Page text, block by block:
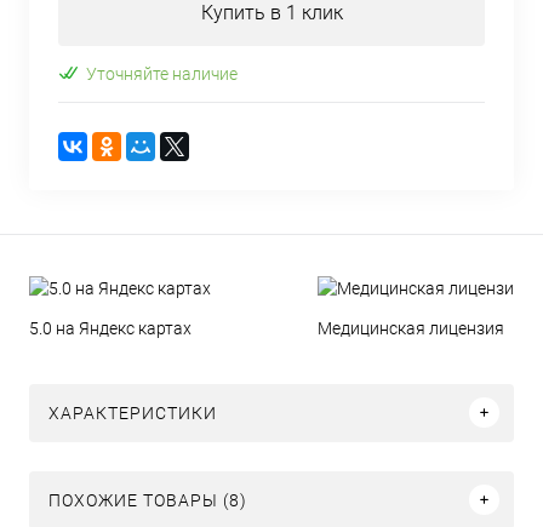
Купить в 1 клик
Уточняйте наличие
5.0 на Яндекс картах Медицинская лицензия
ХАРАКТЕРИСТИКИ
ПОХОЖИЕ ТОВАРЫ (8)